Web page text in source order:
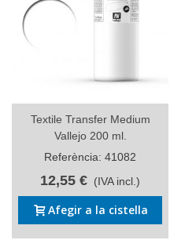
Textile Transfer Medium
Vallejo 200 ml.
Referència: 41082
12,55 € (IVA incl.)
Afegir a la cistella